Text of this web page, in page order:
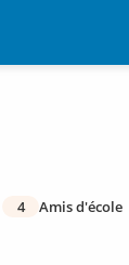
4 Amis d'école